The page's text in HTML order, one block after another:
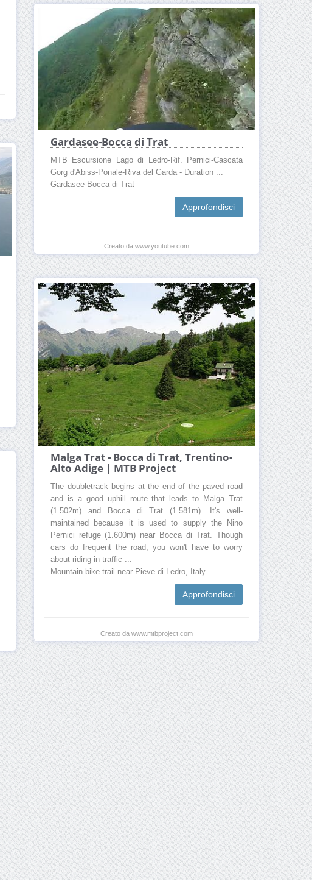
Gardasee-Bocca di Trat
MTB Escursione Lago di Ledro-Rif. Pernici-Cascata
Gorg d'Abiss-Ponale-Riva del Garda - Duration ...
Gardasee-Bocca di Trat
Approfondisci
Creato da www.youtube.com
Malga Trat - Bocca di Trat, Trentino-
Alto Adige | MTB Project
The doubletrack begins at the end of the paved road
and is a good uphill route that leads to Malga Trat
(1.502m) and Bocca di Trat (1.581m). It's well-
maintained because it is used to supply the Nino
Pernici refuge (1.600m) near Bocca di Trat. Though
cars do frequent the road, you won't have to worry
about riding in traffic ...
Mountain bike trail near Pieve di Ledro, Italy
Approfondisci
Creato da www.mtbproject.com